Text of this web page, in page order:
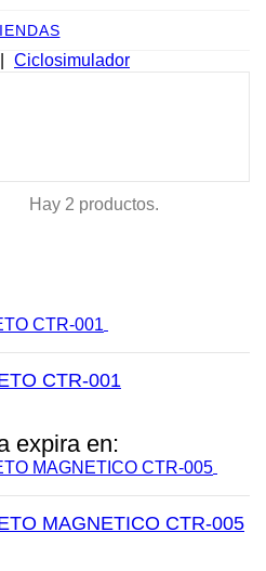
Ciclosimulador
Hay 2 productos.
CTR-001
expira en:
MAGNETICO CTR-005